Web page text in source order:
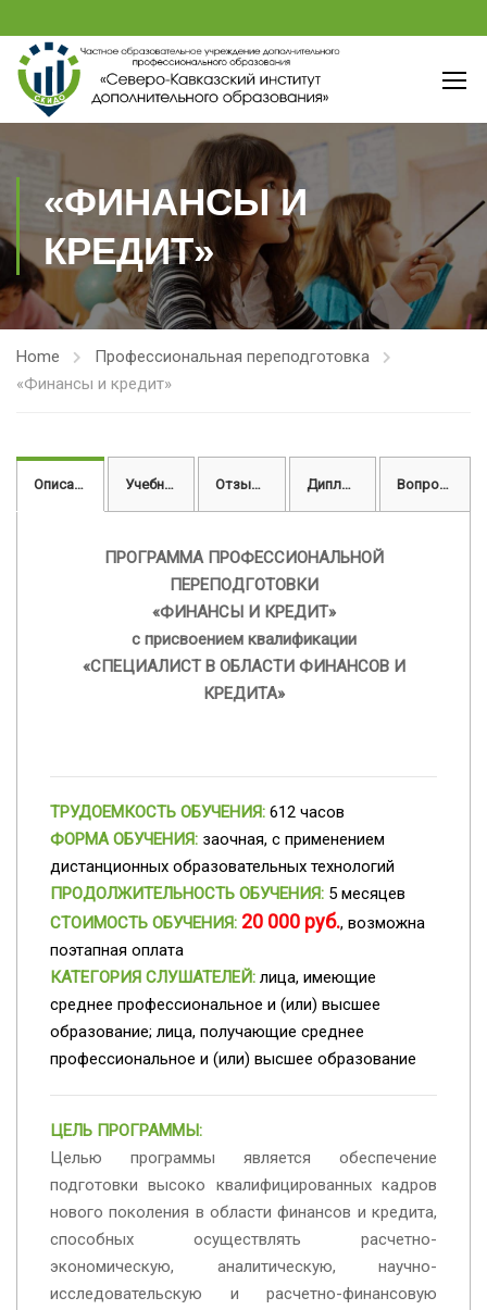
«ФИНАНСЫ И
КРЕДИТ»
Home
Профессиональная переподготовка
«Финансы и кредит»
Описание Учебный план Отзывы Диплом Вопросы
ПРОГРАММА ПРОФЕССИОНАЛЬНОЙ
ПЕРЕПОДГОТОВКИ
«ФИНАНСЫ И КРЕДИТ»
с присвоением квалификации
«СПЕЦИАЛИСТ В ОБЛАСТИ ФИНАНСОВ И
КРЕДИТА»
ТРУДОЕМКОСТЬ ОБУЧЕНИЯ: 612 часов
ФОРМА ОБУЧЕНИЯ: заочная, с применением
дистанционных образовательных технологий
ПРОДОЛЖИТЕЛЬНОСТЬ ОБУЧЕНИЯ: 5 месяцев
СТОИМОСТЬ ОБУЧЕНИЯ: 20 000 руб., возможна
поэтапная оплата
КАТЕГОРИЯ СЛУШАТЕЛЕЙ: лица, имеющие
среднее профессиональное и (или) высшее
образование; лица, получающие среднее
профессиональное и (или) высшее образование
ЦЕЛЬ ПРОГРАММЫ:
Целью программы является обеспечение
подготовки высоко квалифицированных кадров
нового поколения в области финансов и кредита,
способных осуществлять расчетно-
экономическую, аналитическую, научно-
исследовательскую и расчетно-финансовую